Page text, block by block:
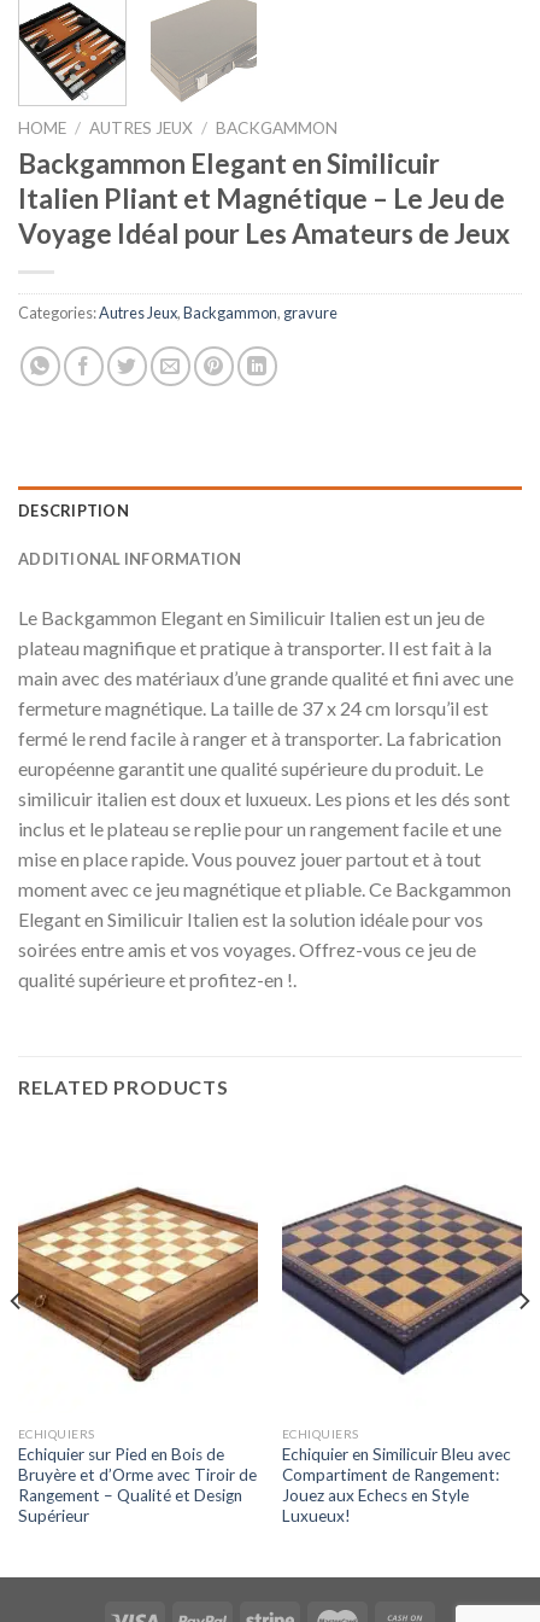
HOME / AUTRES JEUX / BACKGAMMON
Backgammon Elegant en Similicuir
Italien Pliant et Magnétique – Le Jeu de
Voyage Idéal pour Les Amateurs de Jeux
Categories:Autres Jeux,Backgammon, gravure
DESCRIPTION
ADDITIONAL INFORMATION
Le Backgammon Elegant en Similicuir Italien est un jeu de
plateau magnifique et pratique à transporter. Il est fait à la
main avec des matériaux d’une grande qualité et fini avec une
fermeture magnétique. La taille de 37 x 24 cm lorsqu’il est
fermé le rend facile à ranger et à transporter. La fabrication
européenne garantit une qualité supérieure du produit. Le
similicuir italien est doux et luxueux. Les pions et les dés sont
inclus et le plateau se replie pour un rangement facile et une
mise en place rapide. Vous pouvez jouer partout et à tout
moment avec ce jeu magnétique et pliable. Ce Backgammon
Elegant en Similicuir Italien est la solution idéale pour vos
soirées entre amis et vos voyages. Offrez-vous ce jeu de
qualité supérieure et profitez-en !.
RELATED PRODUCTS
ECHIQUIERS
Echiquier sur Pied en Bois de
Bruyère et d’Orme avec Tiroir de
Rangement – Qualité et Design
Supérieur
ECHIQUIERS
Echiquier en Similicuir Bleu avec
Compartiment de Rangement:
Jouez aux Echecs en Style
Luxueux!